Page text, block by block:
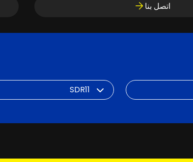
اتصل بنا
SDR